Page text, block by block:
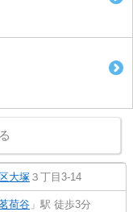
大塚 ３丁目3-14
荷谷 」駅 徒歩3分